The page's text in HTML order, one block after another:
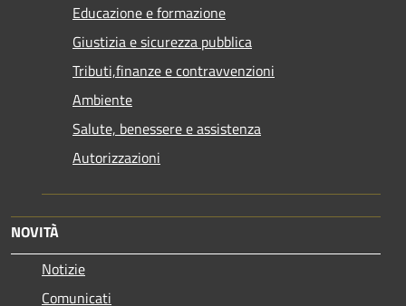
Educazione e formazione
Giustizia e sicurezza pubblica
Tributi,finanze e contravvenzioni
Ambiente
Salute, benessere e assistenza
Autorizzazioni
NOVITÀ
Notizie
Comunicati